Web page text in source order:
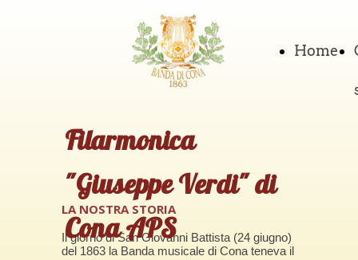
Filarmonica
"Giuseppe Verdi" di
Cona APS
Home
LA NOSTRA STORIA
Il giorno di San Giovanni Battista (24 giugno)
del 1863 la Banda musicale di Cona teneva il